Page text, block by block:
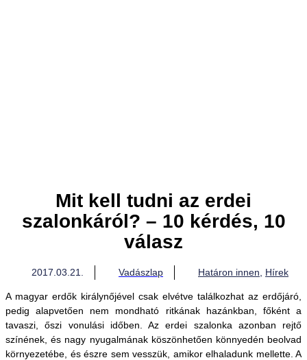
Mit kell tudni az erdei
szalonkáról? – 10 kérdés, 10
válasz
2017.03.21. Vadászlap Határon innen Hírek
A magyar erdők királynőjével csak elvétve találkozhat az erdőjáró,
pedig alapvetően nem mondható ritkának hazánkban, főként a
tavaszi, őszi vonulási időben. Az erdei szalonka azonban rejtő
színének, és nagy nyugalmának köszönhetően könnyedén beolvad
környezetébe, és észre sem vesszük, amikor elhaladunk mellette. A